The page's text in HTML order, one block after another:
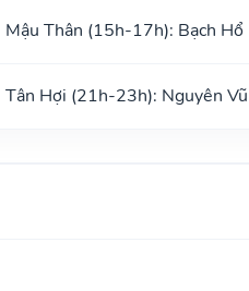
Mậu Thân (15h-17h): Bạch Hổ
Tân Hợi (21h-23h): Nguyên Vũ